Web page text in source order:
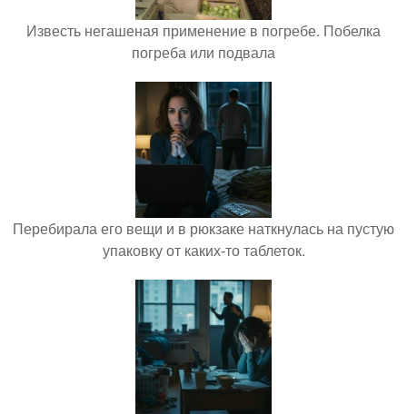
Известь негашеная применение в погребе. Побелка
погреба или подвала
Перебирала его вещи и в рюкзаке наткнулась на пустую
упаковку от каких-то таблеток.